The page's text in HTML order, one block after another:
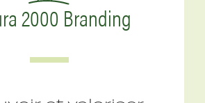
2000 Branding